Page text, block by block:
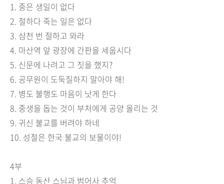
1. 중은 생일이 없다
2. 절하다 죽는 일은 없다
3. 삼천 번 절하고 와라
4. 마산역 앞 광장에 간판을 세웁시다
5. 신문에 나려고 그 짓을 했지?
6. 공무원이 도둑질하지 말아야 해!
7. 병도 불행도 마음이 낫게 한다
8. 중생을 돕는 것이 부처에게 공양 올리는 것
9. 귀신 불교를 버려야 하네
10. 성철은 한국 불교의 보물이야!
4부
1. 스승 동산 스님과 범어사 추억